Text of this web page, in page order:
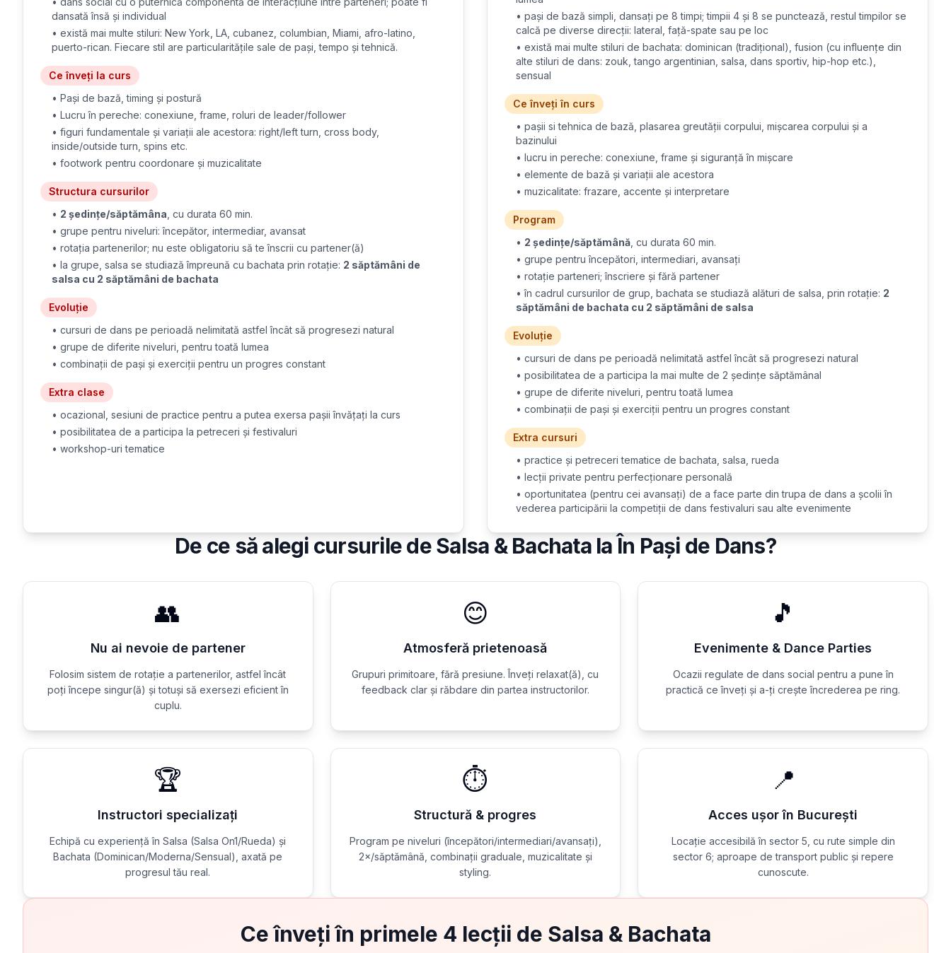
dansată însă și individual
• există mai multe stiluri: New York, LA, cubanez, columbian, Miami, afro-latino,
puerto-rican. Fiecare stil are particularitățile sale de pași, tempo și tehnică.
Ce înveți la curs
• Pași de bază, timing și postură
• Lucru în pereche: conexiune, frame, roluri de leader/follower
• figuri fundamentale și variații ale acestora: right/left turn, cross body,
inside/outside turn, spins etc.
• footwork pentru coordonare și muzicalitate
Structura cursurilor
• 2 ședințe/săptămâna , cu durata 60 min.
• grupe pentru niveluri: începător, intermediar, avansat
• rotația partenerilor; nu este obligatoriu să te înscrii cu partener(ă)
• la grupe, salsa se studiază împreună cu bachata prin rotație: 2 săptămâni de
salsa cu 2 săptămâni de bachata
Evoluție
• cursuri de dans pe perioadă nelimitată astfel încât să progresezi natural
• grupe de diferite niveluri, pentru toată lumea
• combinații de pași și exerciții pentru un progres constant
Extra clase
• ocazional, sesiuni de practice pentru a putea exersa pașii învățați la curs
• posibilitatea de a participa la petreceri și festivaluri
• workshop-uri tematice
• pași de bază simpli, dansați pe 8 timpi; timpii 4 și 8 se punctează, restul timpilor se
calcă pe diverse direcții: lateral, față-spate sau pe loc
• există mai multe stiluri de bachata: dominican (tradițional), fusion (cu influențe din
alte stiluri de dans: zouk, tango argentinian, salsa, dans sportiv, hip-hop etc.),
sensual
Ce înveți în curs
• pașii si tehnica de bază, plasarea greutății corpului, mișcarea corpului și a
bazinului
• lucru in pereche: conexiune, frame și siguranță în mișcare
• elemente de bază și variații ale acestora
• muzicalitate: frazare, accente și interpretare
Program
• 2 ședințe/săptămână , cu durata 60 min.
• grupe pentru începători, intermediari, avansați
• rotație parteneri; înscriere și fără partener
• în cadrul cursurilor de grup, bachata se studiază alături de salsa, prin rotație: 2
săptămâni de bachata cu 2 săptămâni de salsa
Evoluție
• cursuri de dans pe perioadă nelimitată astfel încât să progresezi natural
• posibilitatea de a participa la mai multe de 2 ședințe săptămânal
• grupe de diferite niveluri, pentru toată lumea
• combinații de pași și exerciții pentru un progres constant
Extra cursuri
• practice și petreceri tematice de bachata, salsa, rueda
• lecții private pentru perfecționare personală
• oportunitatea (pentru cei avansați) de a face parte din trupa de dans a școlii în
vederea participării la competiții de dans festivaluri sau alte evenimente
De ce să alegi cursurile de Salsa & Bachata la În Pași de Dans?
👥
Nu ai nevoie de partener
Folosim sistem de rotație a partenerilor, astfel încât
poți începe singur(ă) și totuși să exersezi eficient în
cuplu.
😊
Atmosferă prietenoasă
Grupuri primitoare, fără presiune. Înveți relaxat(ă), cu
feedback clar și răbdare din partea instructorilor.
🎵
Evenimente & Dance Parties
Ocazii regulate de dans social pentru a pune în
practică ce înveți și a-ți crește încrederea pe ring.
🏆
Instructori specializați
Echipă cu experiență în Salsa (Salsa On1/Rueda) și
Bachata (Dominican/Moderna/Sensual), axată pe
progresul tău real.
⏱️
Structură & progres
Program pe niveluri (începători/intermediari/avansați),
2×/săptămână, combinații graduale, muzicalitate și
styling.
📍
Acces ușor în București
Locație accesibilă în sector 5, cu rute simple din
sector 6; aproape de transport public și repere
cunoscute.
Ce înveți în primele 4 lecții de Salsa & Bachata